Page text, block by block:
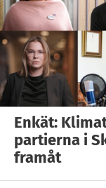
Enkät:
partierna i
framåt